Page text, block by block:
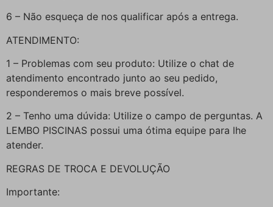
6 – Não esqueça de nos qualificar após a entrega.
ATENDIMENTO:
1 – Problemas com seu produto: Utilize o chat de
atendimento encontrado junto ao seu pedido,
responderemos o mais breve possível.
2 – Tenho uma dúvida: Utilize o campo de perguntas. A
LEMBO PISCINAS possui uma ótima equipe para lhe
atender.
REGRAS DE TROCA E DEVOLUÇÃO
Importante: